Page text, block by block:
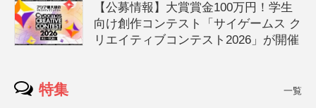
【公募情報】大賞賞金100万円！学生
向け創作コンテスト「サイゲームス ク
リエイティブコンテスト2026」が開催
特集 一覧